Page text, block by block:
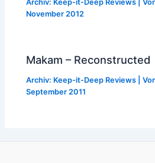
Archiv: Keep-it-Deep Reviews |
November 2012
Makam – Reconstructed
Archiv: Keep-it-Deep Reviews |
September 2011